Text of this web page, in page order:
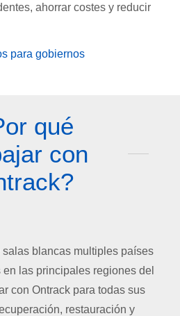
ahorrar costes y reducir
para gobiernos
qué
con
blancas multiples países
las principales regiones del
con Ontrack para todas sus
restauración y